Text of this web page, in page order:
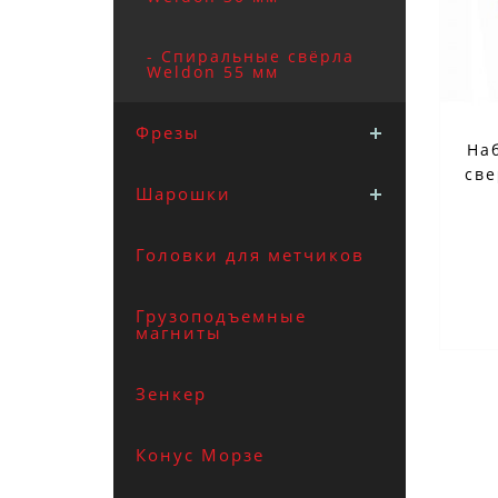
- Спиральные свёрла
Weldon 55 мм
Фрезы
Шарошки
Головки для метчиков
Грузоподъемные
магниты
Зенкер
Конус Морзе